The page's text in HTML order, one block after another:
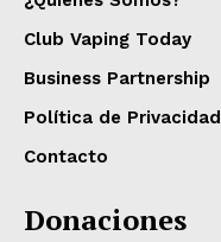
Club Vaping Today
Business Partnership
Política de Privacidad
Contacto
Donaciones